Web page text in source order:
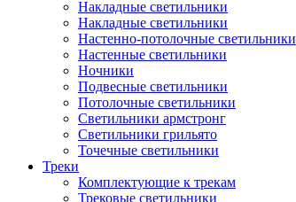
Накладные светильники
Накладные светильники
Настенно-потолочные светильники
Настенные светильники
Ночники
Подвесные светильники
Потолочные светильники
Светильники армстронг
Светильники грильято
Точечные светильники
Треки
Комплектующие к трекам
Трековые светильники